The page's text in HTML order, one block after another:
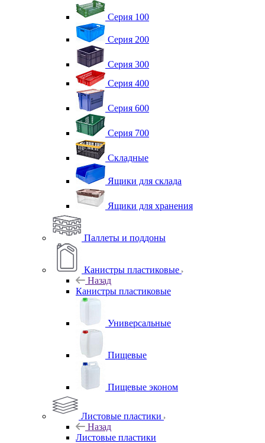
Серия 100
Серия 200
Серия 300
Серия 400
Серия 600
Серия 700
Складные
Ящики для склада
Ящики для хранения
Паллеты и поддоны
Канистры пластиковые
Назад
Канистры пластиковые
Универсальные
Пищевые
Пищевые эконом
Листовые пластики
Назад
Листовые пластики